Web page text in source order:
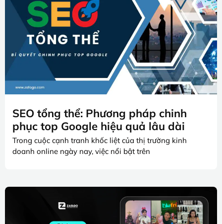
SEO tổng thể: Phương pháp chinh
phục top Google hiệu quả lâu dài
Trong cuộc cạnh tranh khốc liệt của thị trường kinh
doanh online ngày nay, việc nổi bật trên